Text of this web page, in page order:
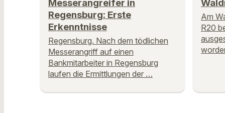
Messerangreifer in
Regensburg: Erste
Erkenntnisse
Regensburg. Nach dem tödlichen
Messerangriff auf einen
Bankmitarbeiter in Regensburg
laufen die Ermittlungen der …
Am
R20